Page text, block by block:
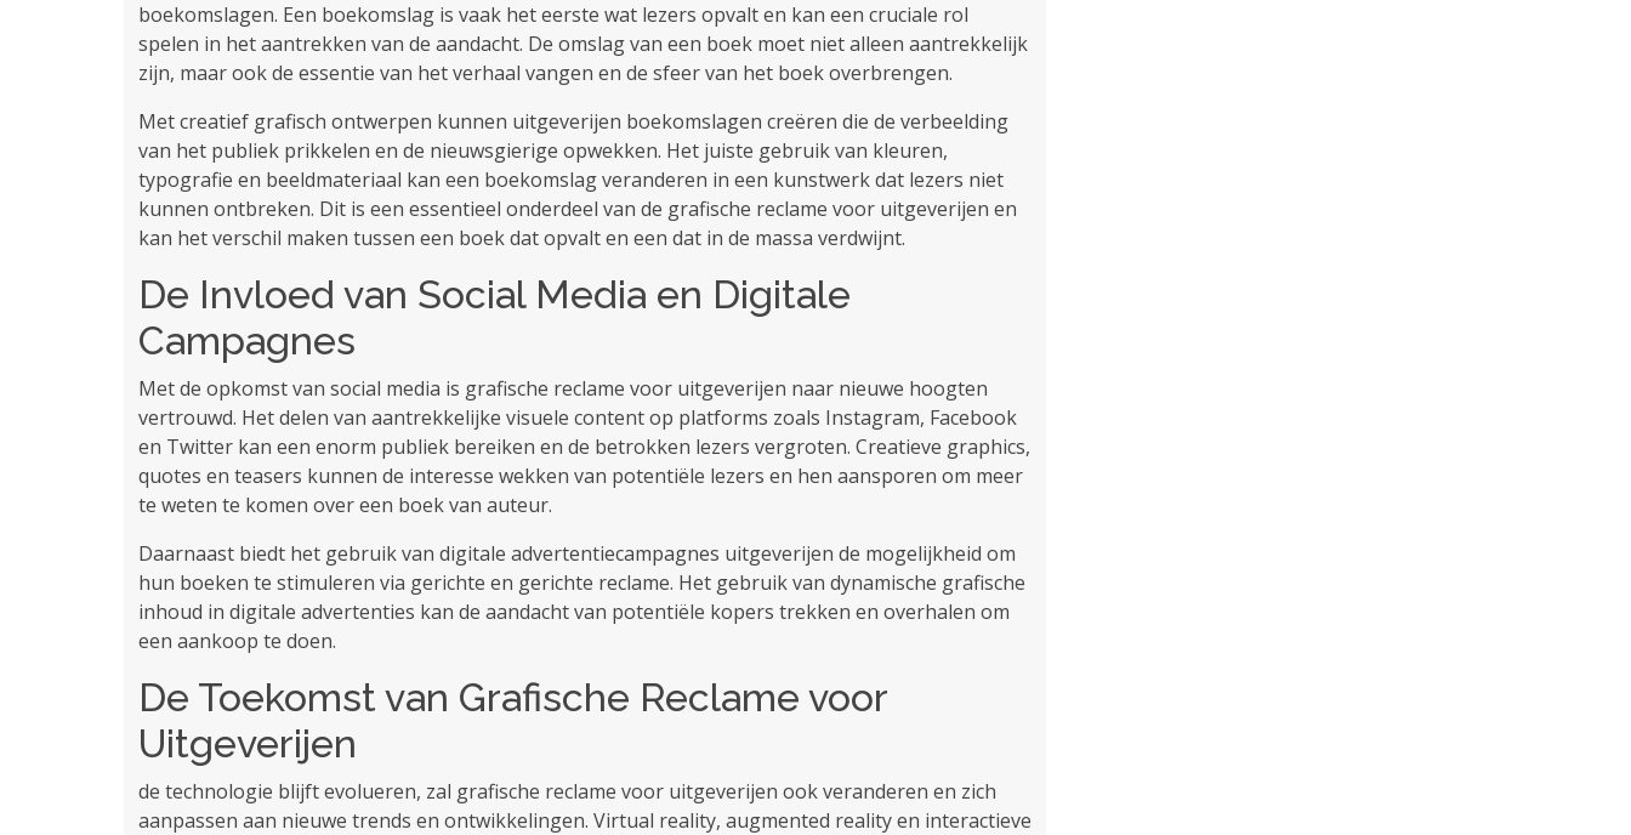
boekomslagen. Een boekomslag is vaak het eerste wat lezers opvalt en kan een cruciale rol
spelen in het aantrekken van de aandacht. De omslag van een boek moet niet alleen aantrekkelijk
zijn, maar ook de essentie van het verhaal vangen en de sfeer van het boek overbrengen.
Met creatief grafisch ontwerpen kunnen uitgeverijen boekomslagen creëren die de verbeelding
van het publiek prikkelen en de nieuwsgierige opwekken. Het juiste gebruik van kleuren,
typografie en beeldmateriaal kan een boekomslag veranderen in een kunstwerk dat lezers niet
kunnen ontbreken. Dit is een essentieel onderdeel van de grafische reclame voor uitgeverijen en
kan het verschil maken tussen een boek dat opvalt en een dat in de massa verdwijnt.
De Invloed van Social Media en Digitale
Campagnes
Met de opkomst van social media is grafische reclame voor uitgeverijen naar nieuwe hoogten
vertrouwd. Het delen van aantrekkelijke visuele content op platforms zoals Instagram, Facebook
en Twitter kan een enorm publiek bereiken en de betrokken lezers vergroten. Creatieve graphics,
quotes en teasers kunnen de interesse wekken van potentiële lezers en hen aansporen om meer
te weten te komen over een boek van auteur.
Daarnaast biedt het gebruik van digitale advertentiecampagnes uitgeverijen de mogelijkheid om
hun boeken te stimuleren via gerichte en gerichte reclame. Het gebruik van dynamische grafische
inhoud in digitale advertenties kan de aandacht van potentiële kopers trekken en overhalen om
een ​​aankoop te doen.
De Toekomst van Grafische Reclame voor
Uitgeverijen
de technologie blijft evolueren, zal grafische reclame voor uitgeverijen ook veranderen en zich
aanpassen aan nieuwe trends en ontwikkelingen. Virtual reality, augmented reality en interactieve